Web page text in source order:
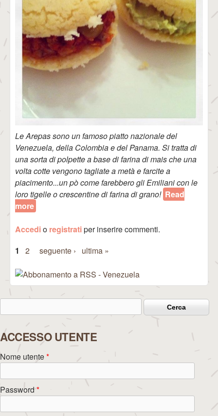
Le Arepas sono un famoso piatto nazionale del
Venezuela, della Colombia e del Panama. Si tratta di
una sorta di polpette a base di farina di mais che una
volta cotte vengono tagliate a metà e farcite a
piacimento...un pò come farebbero gli Emiliani con le
loro tigelle o crescentine di farina di grano! Read
more
Accedio registratiper inserire commenti.
Pagine
1 2 seguente › ultima »
Form di ricerca
ACCESSO UTENTE
Nome utente*
Password *